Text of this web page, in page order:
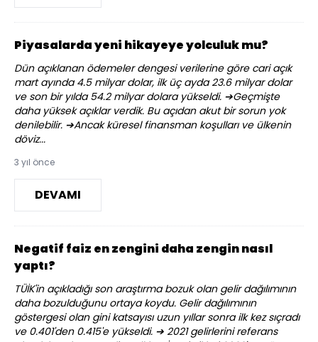
Piyasalarda yeni hikayeye yolculuk mu?
Dün açıklanan ödemeler dengesi verilerine göre cari açık
mart ayında 4.5 milyar dolar, ilk üç ayda 23.6 milyar dolar
ve son bir yılda 54.2 milyar dolara yükseldi. ➔Geçmişte
daha yüksek açıklar verdik. Bu açıdan akut bir sorun yok
denilebilir. ➔Ancak küresel finansman koşulları ve ülkenin
döviz...
3 yıl önce
DEVAMI
Negatif faiz en zengini daha zengin nasıl
yaptı?
TÜİK'in açıkladığı son araştırma bozuk olan gelir dağılımının
daha bozulduğunu ortaya koydu. Gelir dağılımının
göstergesi olan gini katsayısı uzun yıllar sonra ilk kez sıçradı
ve 0.401'den 0.415'e yükseldi. ➔ 2021 gelirlerini referans